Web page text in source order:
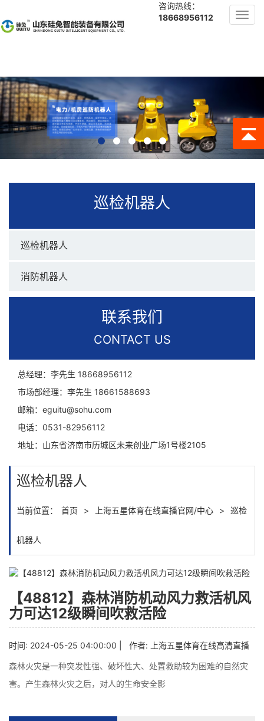
咨询热线：
18668956112
巡检机器人
巡检机器人
消防机器人
联系我们
CONTACT US
总经理：李先生 18668956112
市场部经理：李先生 18661588693
邮箱： eguitu@sohu.com
电话： 0531-82956112
地址： 山东省济南市历城区未来创业广场1号楼2105
巡检机器人
当前位置： 首页 > 上海五星体育在线直播官网/中心 > 巡检
机器人
【48812】森林消防机动风力救活机风
力可达12级瞬间吹救活险
时间: 2024-05-25 04:00:00 | 作者: 上海五星体育在线高清直播
森林火灾是一种突发性强、破坏性大、处置救助较为困难的自然灾
害。产生森林火灾之后，对人的生命安全影